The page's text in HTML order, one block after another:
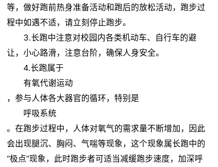
等，做好跑前热身准备活动和跑后的放松活动，跑步过
程中如遇不适，请立刻停止跑步。
3.长跑中注意对校园内各类机动车、自行车的避
让，小心路滑，注意台阶，确保人身安全。
4.长跑属于
有氧代谢运动
，参与人体各大器官的循环，特别是
呼吸系统
。在跑步过程中，人体对氧气的需求量不断增加，因此
会出现腿沉、胸闷、气喘等现象，这个现象属长跑中的
“极点”现象，此时跑步者可适当减缓跑步速度，加深呼